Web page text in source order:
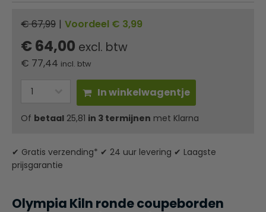
€ 67,99 | Voordeel € 3,99
€ 64,00 excl. btw
€ 77,44 incl. btw
In winkelwagentje
Of betaal 25,81 in 3 termijnen met Klarna
✔ Gratis verzending* ✔ 24 uur levering ✔ Laagste
prijsgarantie
Olympia Kiln ronde coupeborden